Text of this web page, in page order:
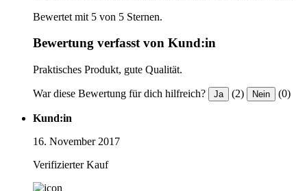
Bewertet mit 5 von 5 Sternen.
Bewertung verfasst von Kund:in
Praktisches Produkt, gute Qualität.
War diese Bewertung für dich hilfreich? Ja (2) Nein (0)
Kund:in
16. November 2017
Verifizierter Kauf